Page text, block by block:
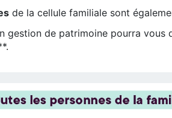
de la cellule familiale sont
gestion de patrimoine pourra vous